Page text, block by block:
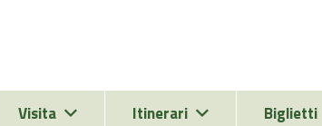
Visita Itinerari Biglietti